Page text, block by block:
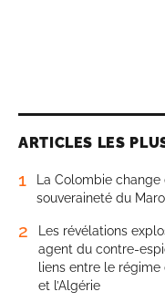
ARTICLES LES
1
La Colombie
souveraineté du
2
Les révélations
agent du contre-
liens entre le régime
et l’Algérie